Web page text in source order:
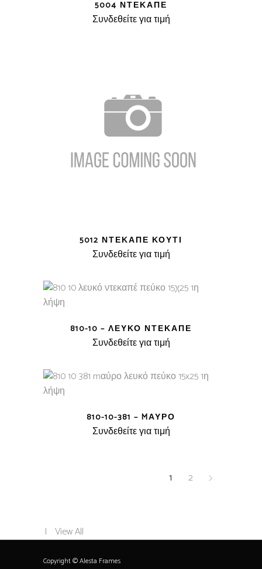
5004 ΝΤΕΚΑΠΈ
Συνδεθείτε για τιμή
5012 ΝΤΕΚΑΠΈ ΚΟΥΤΊ
Συνδεθείτε για τιμή
810-10 – ΛΕΥΚΌ ΝΤΕΚΑΠΈ
Συνδεθείτε για τιμή
810-10-381 – MΑΎΡΟ
Συνδεθείτε για τιμή
1 2
View All
Copyright © Alesta Frames